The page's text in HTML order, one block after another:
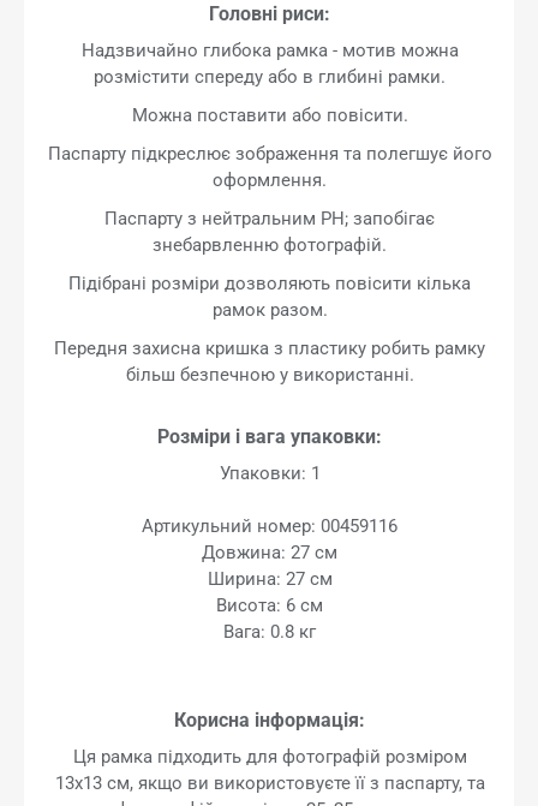
Головні риси:
Надзвичайно глибока рамка - мотив можна
розмістити спереду або в глибині рамки.
Можна поставити або повісити.
Паспарту підкреслює зображення та полегшує його
оформлення.
Паспарту з нейтральним PH; запобігає
знебарвленню фотографій.
Підібрані розміри дозволяють повісити кілька
рамок разом.
Передня захисна кришка з пластику робить рамку
більш безпечною у використанні.
Розміри і вага упаковки:
Упаковки: 1
Артикульний номер: 00459116
Довжина: 27 см
Ширина: 27 см
Висота: 6 см
Вага: 0.8 кг
Корисна інформація:
Ця рамка підходить для фотографій розміром
13x13 см, якщо ви використовуєте її з паспарту, та